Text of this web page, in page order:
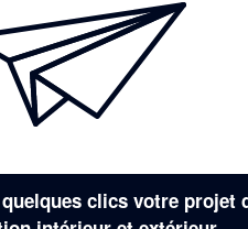
clics votre projet